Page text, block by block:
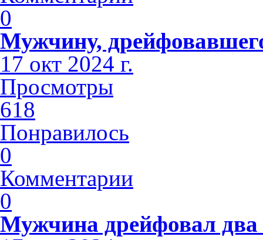
0
Мужчину,
17 окт 2024 г.
Просмотры
618
Понравилось
0
Комментарии
0
Мужчина дрейфовал два